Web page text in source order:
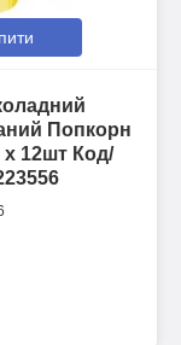
Попкорн
х 12шт Код/